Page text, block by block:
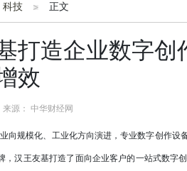
读书
科技 正文
打造企业数字创
效
源： 中华财经网
规模化、工业化方向演进，专业数字创作设
，汉王友基打造了面向企业客户的一站式数字